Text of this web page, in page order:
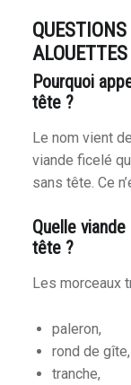
Pourquoi
tête ?
Le nom vient
viande ficelé
sans tête. Ce
Quelle
tête ?
Les morceaux
paleron,
rond de gîte,
tranche,